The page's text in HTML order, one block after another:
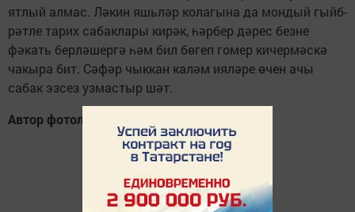
ятлый алмас. Ләкин яшьләр колагына да мондый гыйб­
рәтле тарих сабаклары кирәк, һәрбер дәрес безне
фәкать берләшергә һәм бил бөгеп гомер кичермәскә
чакыра бит. Сәфәр чыккан каләм ияләре өчен ачы
сабак эзсез узмас­тыр шәт.
Автор фотолары.